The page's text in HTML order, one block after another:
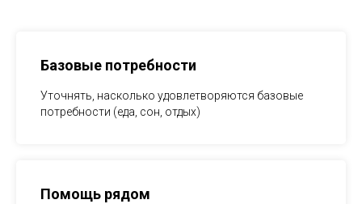
Базовые потребности
Уточнять, насколько удовлетворяются базовые
потребности (еда, сон, отдых)
Помощь рядом